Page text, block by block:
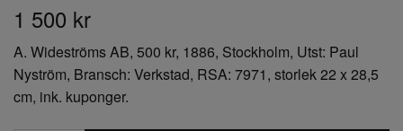
1 500 kr
A. Wideströms AB, 500 kr, 1886, Stockholm, Utst: Paul
Nyström, Bransch: Verkstad, RSA: 7971, storlek 22 x 28,5
cm, ink. kuponger.